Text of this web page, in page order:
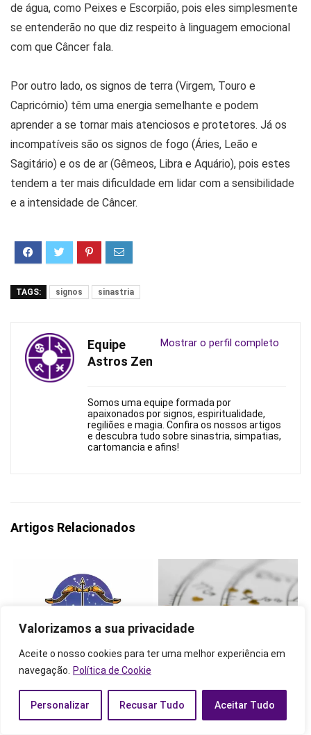
Valorizamos a sua privacidade
Aceite o nosso cookies para ter uma melhor experiência em
navegação.
Política de Cookie
Personalizar Recusar Tudo Aceitar Tudo
de água, como Peixes e Escorpião, pois eles simplesmente
se entenderão no que diz respeito à linguagem emocional
com que Câncer fala.
Por outro lado, os signos de terra (Virgem, Touro e
Capricórnio) têm uma energia semelhante e podem
aprender a se tornar mais atenciosos e protetores. Já os
incompatíveis são os signos de fogo (Áries, Leão e
Sagitário) e os de ar (Gêmeos, Libra e Aquário), pois estes
tendem a ter mais dificuldade em lidar com a sensibilidade
e a intensidade de Câncer.
TAGS: signos sinastria
Mostrar o perfil completo
Equipe
Astros Zen
Somos uma equipe formada por
apaixonados por signos, espiritualidade,
regiliões e magia. Confira os nossos artigos
e descubra tudo sobre sinastria, simpatias,
cartomancia e afins!
Artigos Relacionados
Sagitário combina com qual
namorar e mais!
Confira!